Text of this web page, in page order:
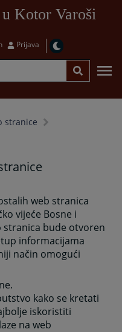
Kotor Varoši
Prijava
stranice
web stranica
vijeće Bosne i
stranica bude otvoren
informacijama
način omogući
kako se kretati
iskoristiti
na web